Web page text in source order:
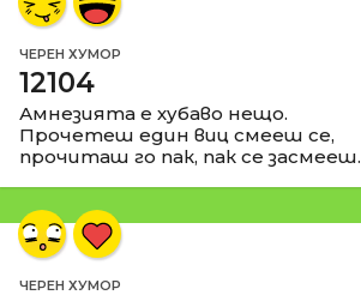
ЧЕРЕН ХУМОР
12104
Амнезията е хубаво нещо.
Прочетеш един виц смееш се,
прочиташ го пак, пак се засмееш.
ЧЕРЕН ХУМОР